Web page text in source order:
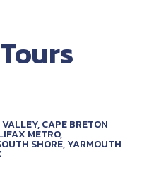
CAPE BRETON
METRO,
SHORE, YARMOUTH